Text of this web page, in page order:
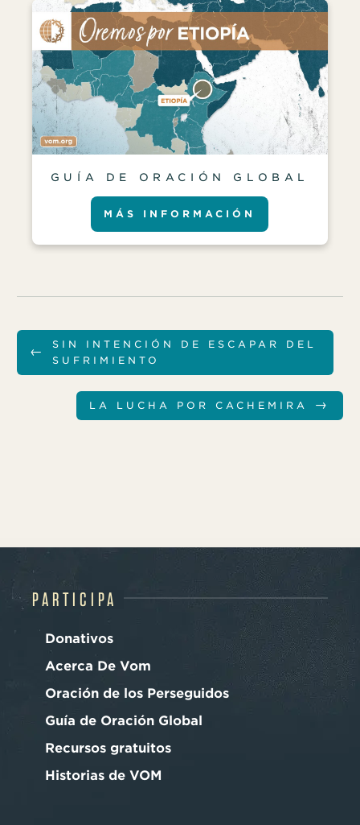
GUÍA DE ORACIÓN GLOBAL
MÁS INFORMACIÓN
←
SIN INTENCIÓN DE ESCAPAR DEL
SUFRIMIENTO
LA LUCHA POR CACHEMIRA →
PARTICIPA
Donativos
Acerca De Vom
Oración de los Perseguidos
Guía de Oración Global
Recursos gratuitos
Historias de VOM